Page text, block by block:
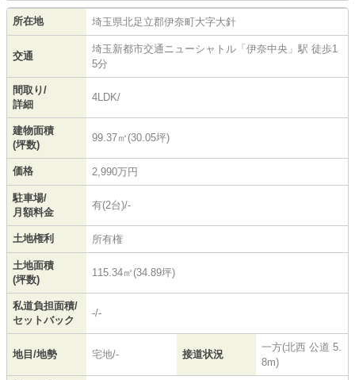
所在地 埼玉県北足立郡伊奈町大字大針
交通
埼玉新都市交通ニューシャトル 「 伊奈中央 」駅 徒歩1
5分
間取り/
詳細
4LDK/
建物面積
(坪数)
99.37㎡(30.05坪)
価格 2,990万円
駐車場/
月額料金
有(2台)/-
土地権利 所有権
土地面積
(坪数)
115.34㎡(34.89坪)
私道負担面積/
セットバック
-/-
地目/地勢 宅地/- 接道状況
一方(北西 公道 5.
8m)